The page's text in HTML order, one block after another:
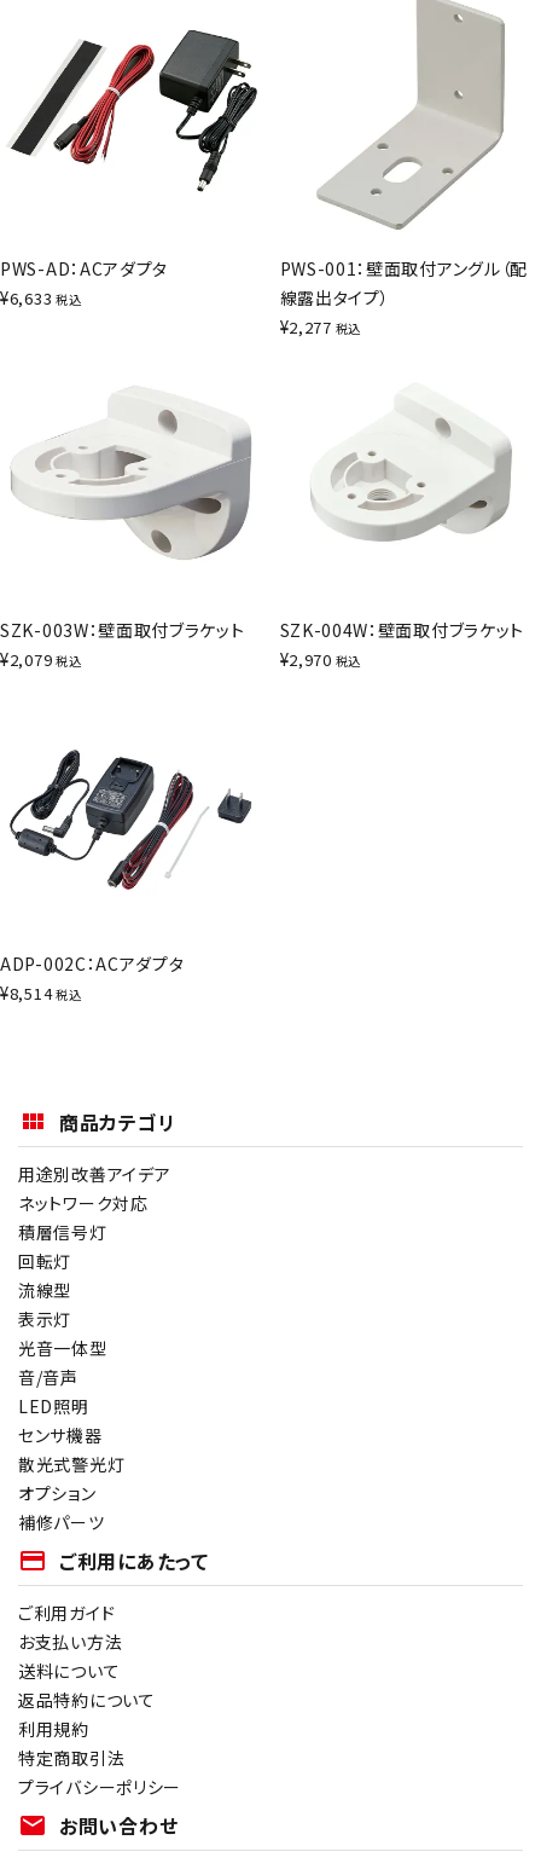
PWS-AD：ACアダプタ
¥6,633 税込
PWS-001：壁面取付アングル（配
線露出タイプ）
¥2,277 税込
SZK-003W：壁面取付ブラケット
¥2,079 税込
SZK-004W：壁面取付ブラケット
¥2,970 税込
ADP-002C：ACアダプタ
¥8,514 税込
商品カテゴリ
用途別改善アイデア
ネットワーク対応
積層信号灯
回転灯
流線型
表示灯
光音一体型
音/音声
LED照明
センサ機器
散光式警光灯
オプション
補修パーツ
payment ご利用にあたって
ご利用ガイド
お支払い方法
送料について
返品特約について
利用規約
特定商取引法
プライバシーポリシー
mail お問い合わせ